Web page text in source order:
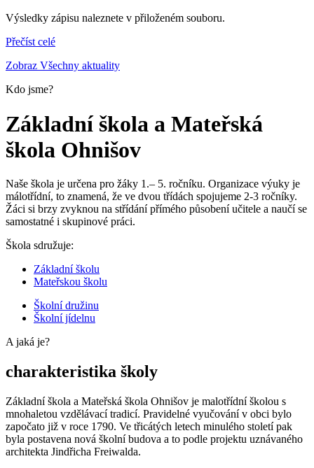
Výsledky zápisu naleznete v přiloženém souboru.
Přečíst celé
Zobraz Všechny aktuality
Kdo jsme?
Základní škola a Mateřská
škola Ohnišov
Naše škola je určena pro žáky 1.– 5. ročníku. Organizace výuky je
málotřídní, to znamená, že ve dvou třídách spojujeme 2-3 ročníky.
Žáci si brzy zvyknou na střídání přímého působení učitele a naučí se
samostatné i skupinové práci.
Škola sdružuje:
Základní školu
Mateřskou školu
Školní družinu
Školní jídelnu
A jaká je?
charakteristika školy
Základní škola a Mateřská škola Ohnišov je malotřídní školou s
mnohaletou vzdělávací tradicí. Pravidelné vyučování v obci bylo
započato již v roce 1790. Ve třicátých letech minulého století pak
byla postavena nová školní budova a to podle projektu uznávaného
architekta Jindřicha Freiwalda.